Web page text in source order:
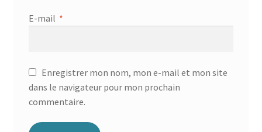
E-mail *
Enregistrer mon nom, mon e-mail et mon site
dans le navigateur pour mon prochain
commentaire.